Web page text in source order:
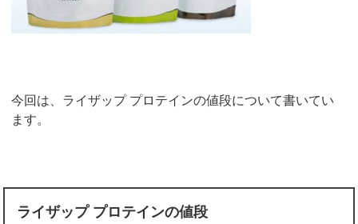
今回は、ライザップ プロテインの値段について書いてい
ます。
ライザップ プロテインの値段